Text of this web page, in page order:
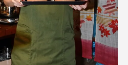
ース